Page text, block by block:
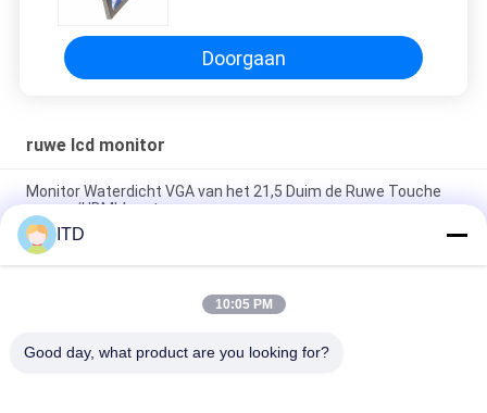
aanrakingshdmi input 9-36V
gelijkstroom
Doorgaan
ruwe lcd monitor
Monitor Waterdicht VGA van het 21,5 Duim de Ruwe Touche
screen/HDMI-Input
Waterdicht stofdicht 10,1 inch Monitor Puur vlak oppervlak
Aluminium legering Voorkant Bezel En Achterkant
Industriële IP67 robuuste LCD-monitor Aluminium behuizing
ITD
10:05 PM
Good day, what product are you looking for?